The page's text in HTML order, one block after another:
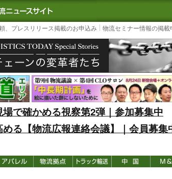
｜国内最大の物流ニュースサイト
3PL, SCMなど国
、プレスリリース掲載のお申込み 物流セミナー情報の掲載
で確かめる視察第2弾｜参加募集中
る【物流広報連絡会議】｜会員募集